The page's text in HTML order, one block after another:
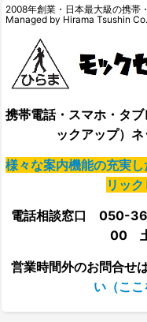
2008年創業・日本最大級の携
Managed by Hirama Tsushin
携帯電話・スマホ・タ
ックアップ）
様々な案内機能の充実
リッ
電話相談窓口 050-
00
営業時間外のお問合せ
い（ここ